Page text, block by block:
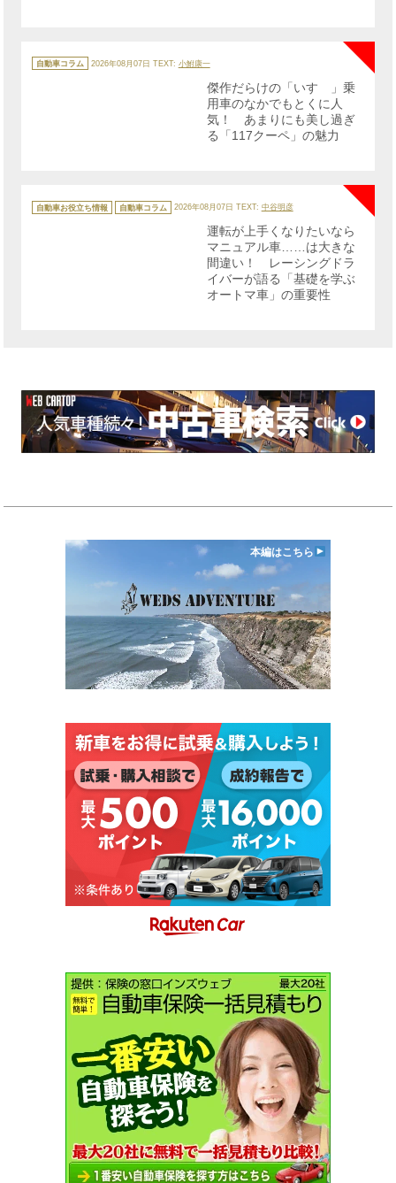
テ
ゴ
自動車コラム 2026年08月07日 TEXT: 小鮒康一
傑作だらけの「いすゞ」乗
用車のなかでもとくに人
気！ あまりにも美し過ぎ
る「117クーペ」の魅力
テ
ゴ
自動車お役立ち情報 自動車コラム 2026年08月07日 TEXT: 中谷明彦
運転が上手くなりたいなら
マニュアル車……は大きな
間違い！ レーシングドラ
イバーが語る「基礎を学ぶ
オートマ車」の重要性
本編はこちら